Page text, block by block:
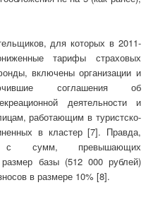
для которых в 2011-
тарифы страховых
включены организации и
соглашения об
деятельности и
работающим в туристско-
в кластер [7]. Правда,
с сумм, превышающих
базы (512 000 рублей)
в размере 10% [8].